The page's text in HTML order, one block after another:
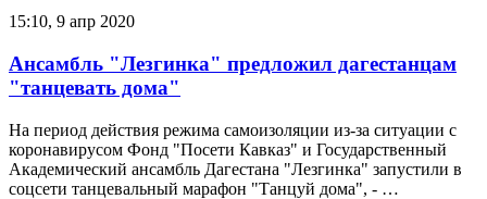
15:10, 9 апр 2020
Ансамбль "Лезгинка" предложил дагестанцам
"танцевать дома"
На период действия режима самоизоляции из-за ситуации с
коронавирусом Фонд "Посети Кавказ" и Государственный
Академический ансамбль Дагестана "Лезгинка" запустили в
соцсети танцевальный марафон "Танцуй дома", - …